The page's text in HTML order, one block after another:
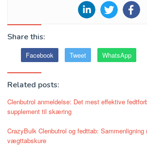
Share this:
Facebook Tweet WhatsApp
Related posts:
Clenbutrol anmeldelse: Det mest effektive
supplement til skæring
CrazyBulk Clenbutrol og fedttab: Sammenligning
vægttabskure